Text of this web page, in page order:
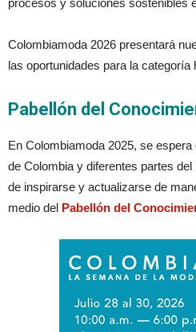
procesos y soluciones sostenibles
Colombiamoda 2026 presentará
las oportunidades para la categoría
Pabellón del
En Colombiamoda 2025, se
de Colombia y diferentes partes
de inspirarse y actualizarse de
medio del Pabellón del